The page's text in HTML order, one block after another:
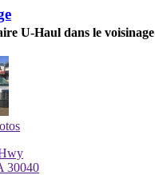
U-Haul dans le voisinage
30040